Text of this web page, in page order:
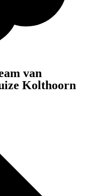
van
Kolthoorn